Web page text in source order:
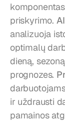
priskyrimo.
analizuoja
optimalų
dieną,
prognozes.
ir uždrausti
pamainos